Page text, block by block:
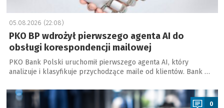
05.08.2026 (22:08)
PKO BP wdrożył pierwszego agenta AI do
obsługi korespondencji mailowej
PKO Bank Polski uruchomił pierwszego agenta AI, który
analizuje i klasyfikuje przychodzące maile od klientów. Bank …
a
0